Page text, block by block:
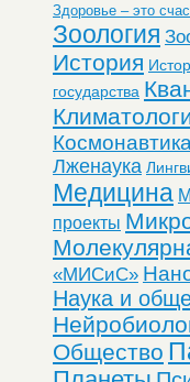
Здоровье – это
Зоология
История
государства
Космонавтика
Лженаука
Медицина
проекты
«МИСиС»
Наука и
Общество